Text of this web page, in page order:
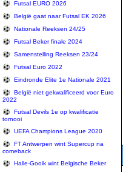
Futsal EURO 2026
België gaat naar Futsal EK 2026
Nationale Reeksen 24/25
Futsal Beker finale 2024
Samenstelling Reeksen 23/24
Futsal Euro 2022
Eindronde Elite 1e Nationale 2021
België niet gekwalificeerd voor Euro
2022
Futsal Devils 1e op kwalificatie
tornooi
UEFA Champions League 2020
FT Antwerpen wint Supercup na
comeback
Halle-Gooik wint Belgische Beker